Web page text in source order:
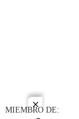
close
MIEMBRO DE: